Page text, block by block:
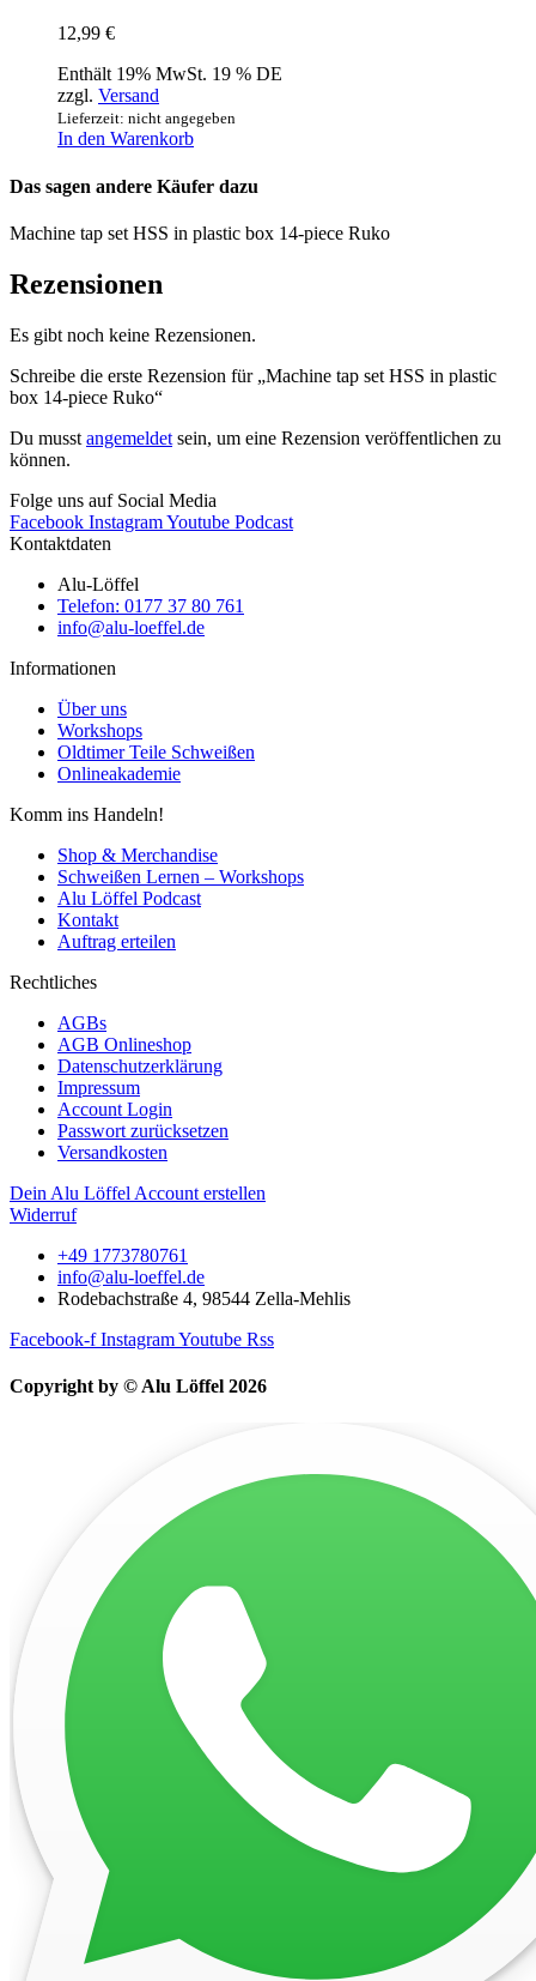
12,99 €
Enthält 19% MwSt. 19 % DE
zzgl. Versand
Lieferzeit: nicht angegeben
In den Warenkorb
Das sagen andere Käufer dazu
Machine tap set HSS in plastic box 14-piece Ruko
Rezensionen
Es gibt noch keine Rezensionen.
Schreibe die erste Rezension für „Machine tap set HSS in plastic
box 14-piece Ruko“
Du musst angemeldet sein, um eine Rezension veröffentlichen zu
können.
Folge uns auf Social Media
Facebook InstagramYoutube Podcast
Kontaktdaten
Alu-Löffel
Telefon: 0177 37 80 761
info@alu-loeffel.de
Informationen
Über uns
Workshops
Oldtimer Teile Schweißen
Onlineakademie
Komm ins Handeln!
Shop & Merchandise
Schweißen Lernen – Workshops
Alu Löffel Podcast
Kontakt
Auftrag erteilen
Rechtliches
AGBs
AGB Onlineshop
Datenschutzerklärung
Impressum
Account Login
Passwort zurücksetzen
Versandkosten
Dein Alu Löffel Account erstellen
Widerruf
+49 1773780761
info@alu-loeffel.de
Rodebachstraße 4, 98544 Zella-Mehlis
Facebook-f InstagramYoutube Rss
Copyright by © Alu Löffel 2026